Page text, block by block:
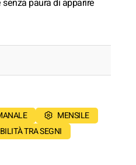
paura di apparire
MENSILE
TRA SEGNI